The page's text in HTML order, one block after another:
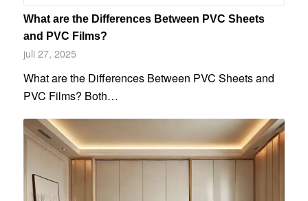
What are the Differences Between PVC Sheets
and PVC Films?
juli 27, 2025
What are the Differences Between PVC Sheets and
PVC Films? Both…